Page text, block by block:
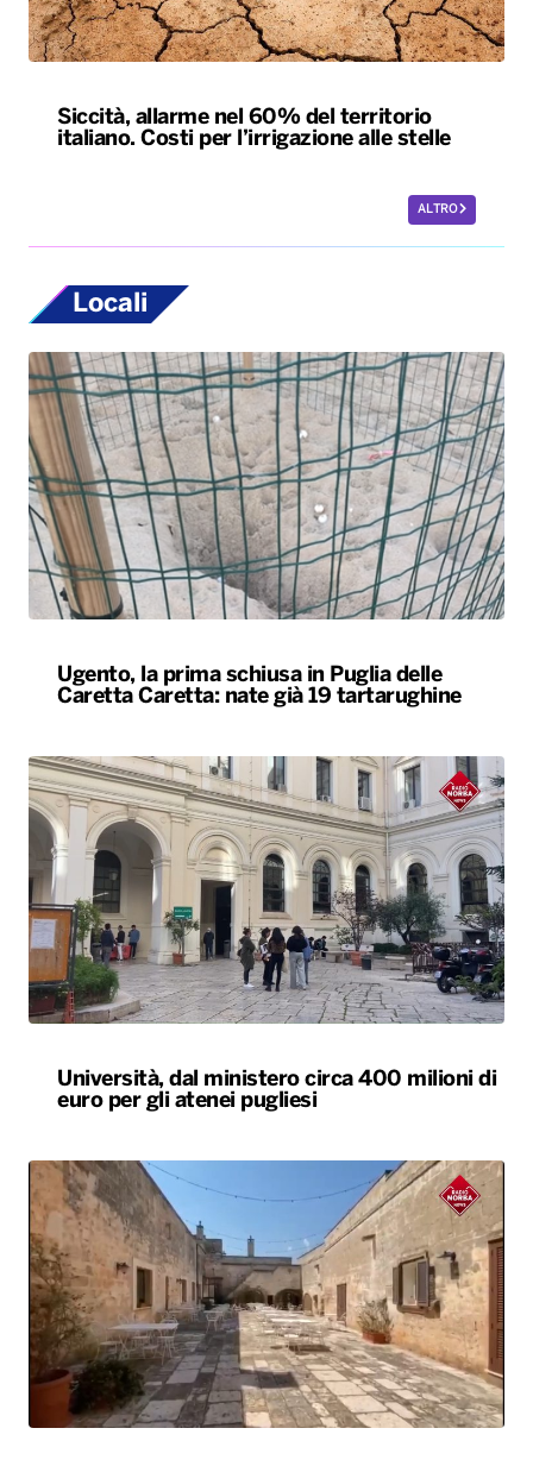
Siccità, allarme nel 60% del territorio
italiano. Costi per l’irrigazione alle stelle
ALTRO
Locali
Ugento, la prima schiusa in Puglia delle
Caretta Caretta: nate già 19 tartarughine
Università, dal ministero circa 400 milioni di
euro per gli atenei pugliesi